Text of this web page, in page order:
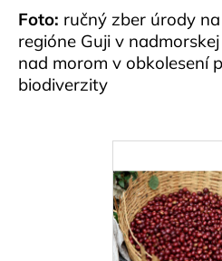
Foto: ručný zber úrody
regióne Guji v
nad morom v obkolesení
biodiverzity